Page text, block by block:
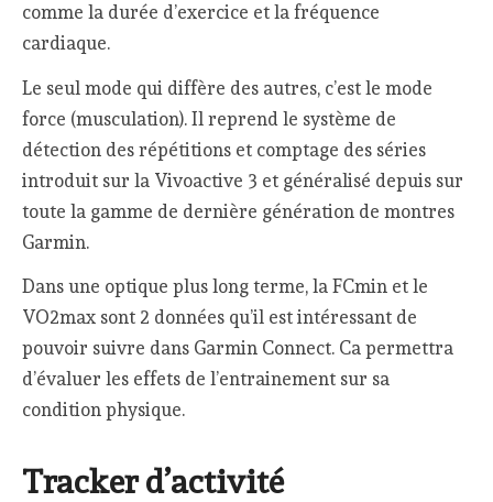
comme la durée d’exercice et la fréquence
cardiaque.
Le seul mode qui diffère des autres, c’est le mode
force (musculation). Il reprend le système de
détection des répétitions et comptage des séries
introduit sur la Vivoactive 3 et généralisé depuis sur
toute la gamme de dernière génération de montres
Garmin.
Dans une optique plus long terme, la FCmin et le
VO2max sont 2 données qu’il est intéressant de
pouvoir suivre dans Garmin Connect. Ca permettra
d’évaluer les effets de l’entrainement sur sa
condition physique.
Tracker d’activité